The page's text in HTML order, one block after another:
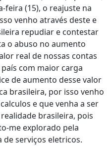
feira (15), o reajuste na
venho através deste e
repudiar e contestar
o abuso no aumento
real de nossas contas
com maior carga
de aumento desse valor
brasileira, por isso venho
e que venha a ser
brasileira, pois
me explorado pela
serviços eletricos.